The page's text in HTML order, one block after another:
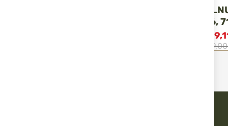
ATA NEO,
COMBO 12/76,
1
1